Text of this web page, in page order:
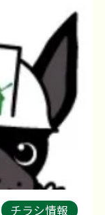
チラシ情報